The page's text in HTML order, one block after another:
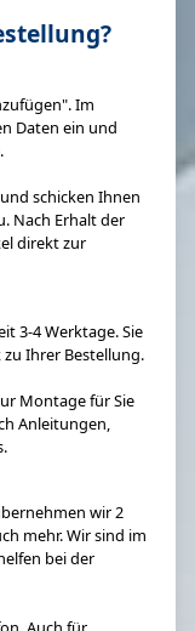
Im
Daten ein und
schicken Ihnen
Nach Erhalt der
direkt zur
3-4 Werktage. Sie
Ihrer Bestellung.
Montage für Sie
Anleitungen,
wir 2
mehr. Wir sind im
bei der